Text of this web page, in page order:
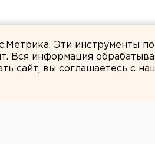
Эти инструменты
Вся информация
сайт, вы соглашаетесь с